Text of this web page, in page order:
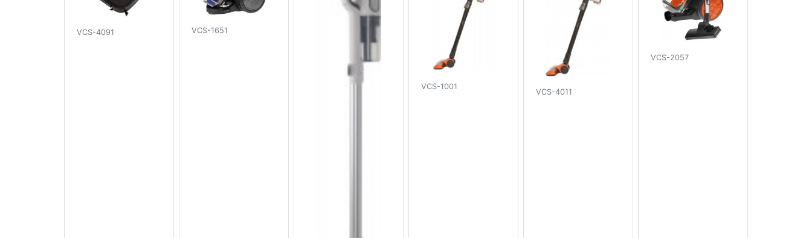
VCS-4091 VCS-1651
VCS-1001
VCS-4011
VCS-2057